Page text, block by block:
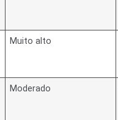
Muito alto
Moderado